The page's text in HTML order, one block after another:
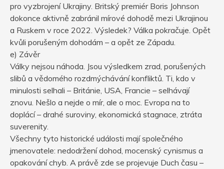
pro vyzbrojení Ukrajiny. Britský premiér Boris Johnson
dokonce aktivně zabránil mírové dohodě mezi Ukrajinou
a Ruskem v roce 2022. Výsledek? Válka pokračuje. Opět
kvůli porušeným dohodám – a opět ze Západu.
e) Závěr
Války nejsou náhoda. Jsou výsledkem zrad, porušených
slibů a vědomého rozdmýchávání konfliktů. Ti, kdo v
minulosti selhali – Británie, USA, Francie – selhávají
znovu. Nešlo a nejde o mír, ale o moc. Evropa na to
doplácí – drahé suroviny, ekonomická stagnace, ztráta
suverenity.
Všechny tyto historické události mají společného
jmenovatele: nedodržení dohod, mocenský cynismus a
opakování chyb. A právě zde se projevuje Duch času –